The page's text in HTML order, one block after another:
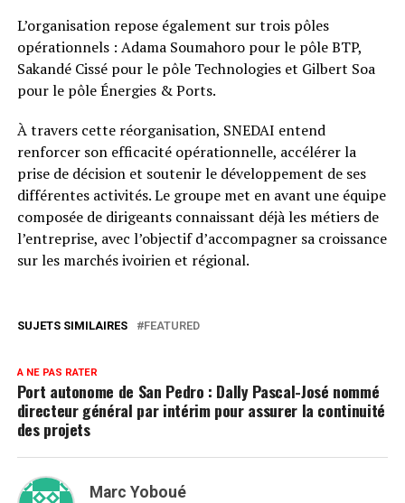
L’organisation repose également sur trois pôles
opérationnels : Adama Soumahoro pour le pôle BTP,
Sakandé Cissé pour le pôle Technologies et Gilbert Soa
pour le pôle Énergies & Ports.
À travers cette réorganisation, SNEDAI entend
renforcer son efficacité opérationnelle, accélérer la
prise de décision et soutenir le développement de ses
différentes activités. Le groupe met en avant une équipe
composée de dirigeants connaissant déjà les métiers de
l’entreprise, avec l’objectif d’accompagner sa croissance
sur les marchés ivoirien et régional.
SUJETS SIMILAIRES FEATURED
A NE PAS RATER
Port autonome de San Pedro : Dally Pascal-José nommé
directeur général par intérim pour assurer la continuité
des projets
Marc Yoboué